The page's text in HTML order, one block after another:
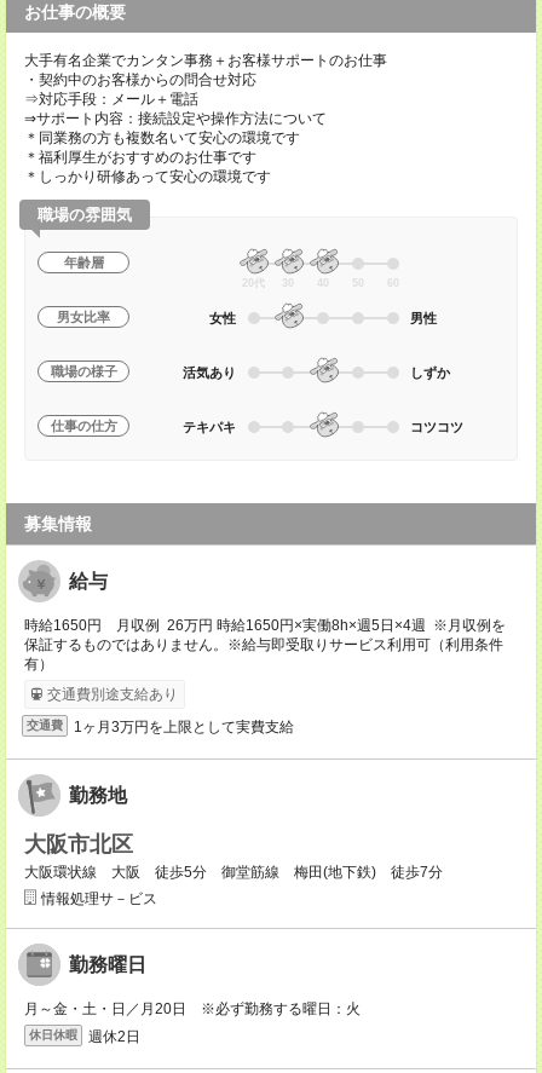
お仕事の概要
大手有名企業でカンタン事務＋お客様サポートのお仕事
・契約中のお客様からの問合せ対応
⇒対応手段：メール＋電話
⇒サポート内容：接続設定や操作方法について
＊同業務の方も複数名いて安心の環境です
＊福利厚生がおすすめのお仕事です
＊しっかり研修あって安心の環境です
職場の雰囲気
年齢層
20代 30 40 50 60
男女比率 女性 男性
職場の様子 活気あり しずか
仕事の仕方 テキパキ コツコツ
募集情報
給与
時給1650円 月収例 26万円 時給1650円×実働8h×週5日×4週 ※月収例を
保証するものではありません。※給与即受取りサービス利用可（利用条件
有）
交通費別途支給あり
交通費 1ヶ月3万円を上限として実費支給
勤務地
大阪市北区
大阪環状線 大阪 徒歩5分 御堂筋線 梅田(地下鉄) 徒歩7分
情報処理サ－ビス
勤務曜日
月～金・土・日／月20日 ※必ず勤務する曜日：火
休日休暇 週休2日